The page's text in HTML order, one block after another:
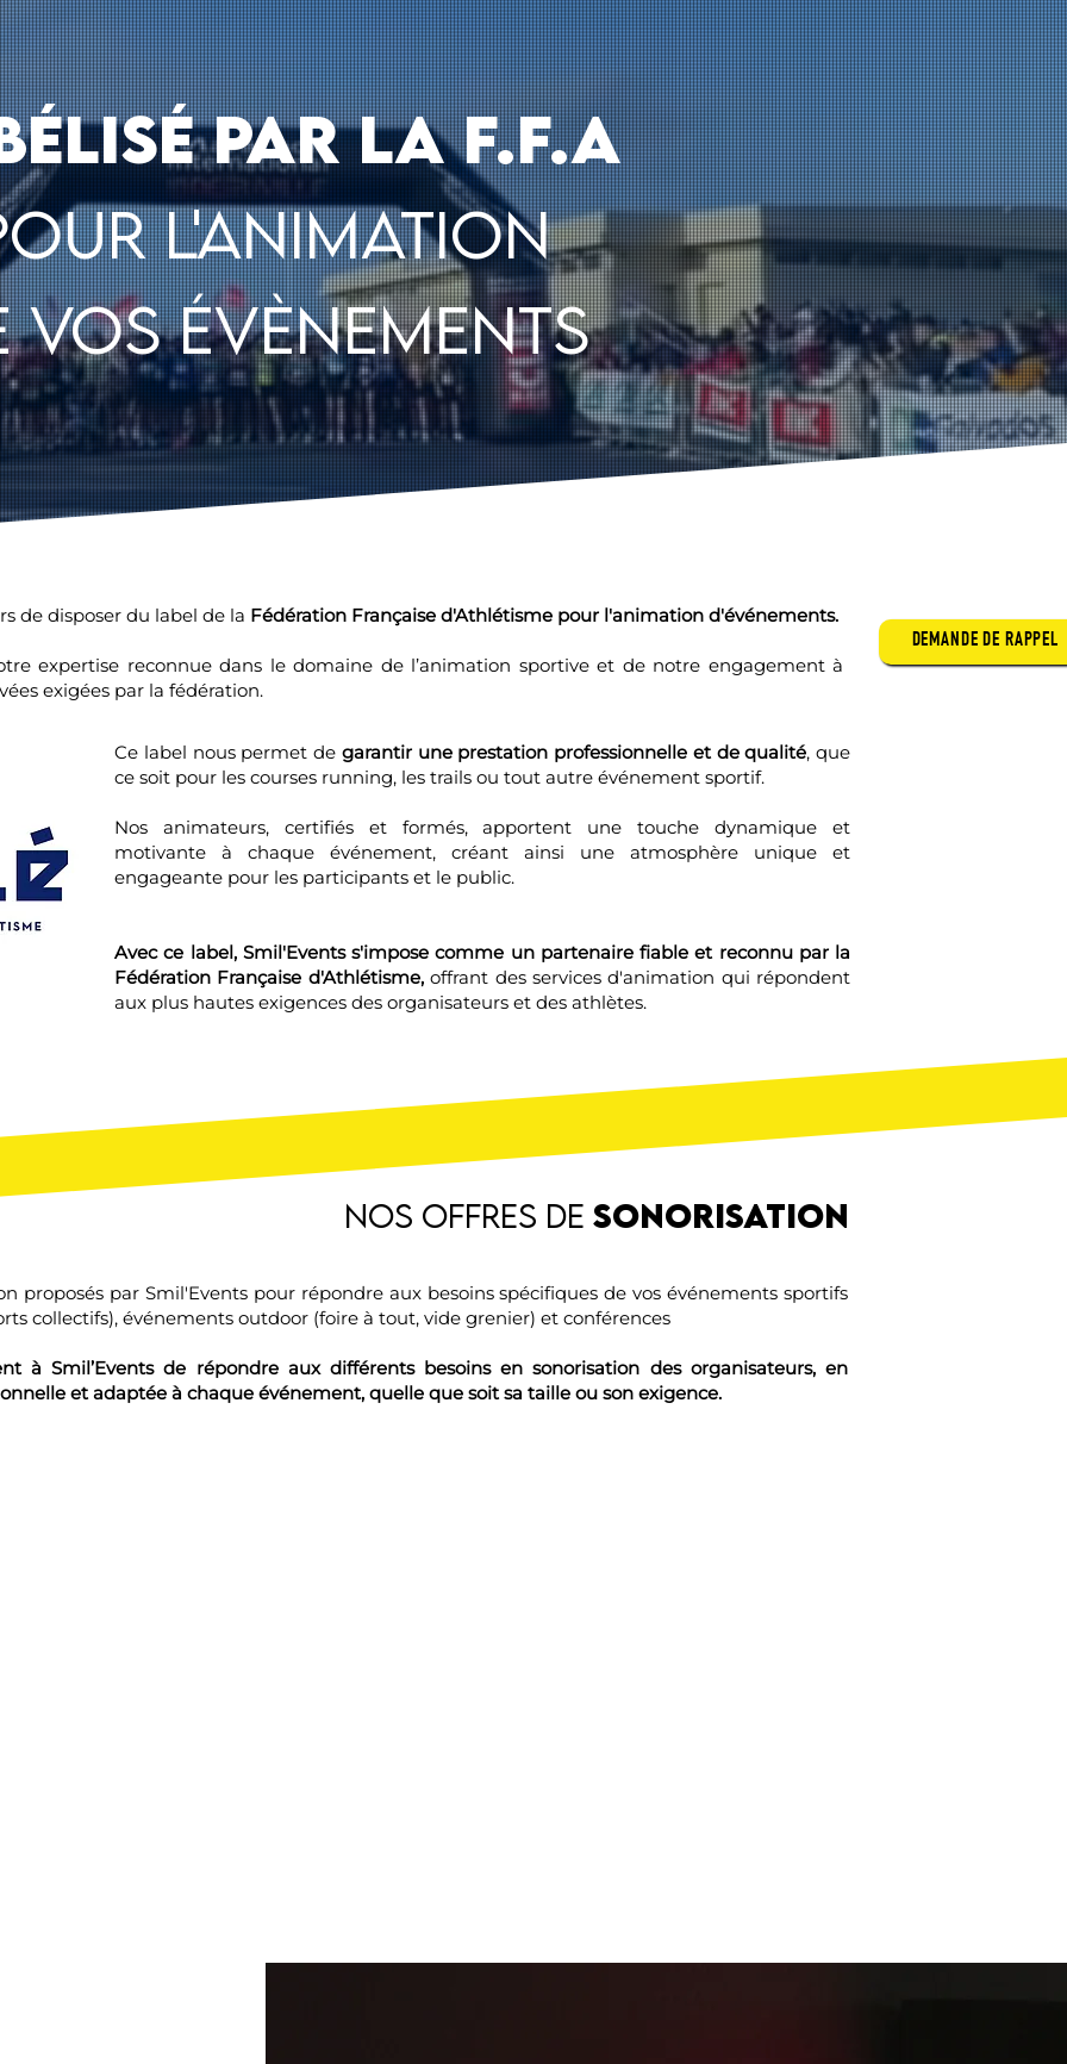
DEMANDE DE RAPPEL
par la F.F.A
l'animation
vos évènements
de disposer du label de la Fédération Française d'Athlétisme pour l'animation d'événements.
expertise reconnue dans le domaine de l’animation sportive et de notre engagement à
exigées par la fédération.
Ce label nous permet de garantir une prestation professionnelle et de qualité, que
ce soit pour les courses running, les trails ou tout autre événement sportif.
Nos animateurs, certifiés et formés, apportent une touche dynamique et
motivante à chaque événement, créant ainsi une atmosphère unique et
engageante pour les participants et le public.
Avec ce label, Smil'Events s'impose comme un partenaire fiable et reconnu par la
Fédération Française d'Athlétisme,offrant des services d'animation qui répondent
aux plus hautes exigences des organisateurs et des athlètes.
Nos offres de sonorisation
proposés par Smil'Events pour répondre aux besoins spécifiques de vos événements sportifs
collectifs), événements outdoor (foire à tout, vide grenier) et conférences
à Smil’Events de répondre aux différents besoins en sonorisation des organisateurs, en
et adaptée à chaque événement, quelle que soit sa taille ou son exigence.